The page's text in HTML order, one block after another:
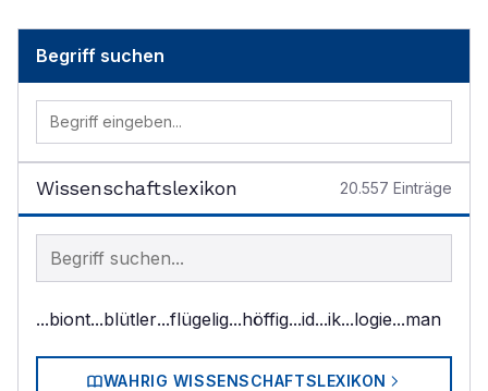
Begriff suchen
Wissenschaftslexikon 20.557 Einträge
Begriff im Lexikon suchen
...biont...blütler...flügelig...höffig...id...ik...logie...man
WAHRIG WISSENSCHAFTSLEXIKON